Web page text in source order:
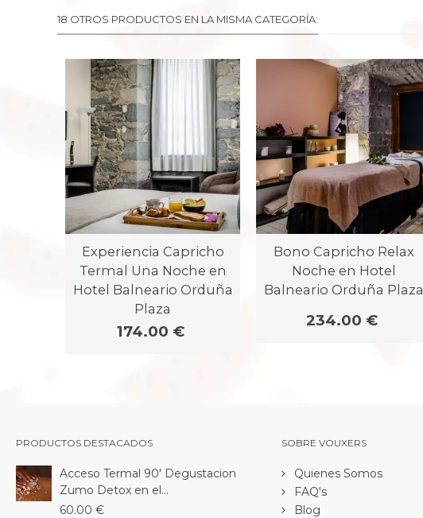
18 OTROS PRODUCTOS EN LA MISMA CATEGORÍA:
Experiencia Capricho
Termal Una Noche en
Hotel Balneario Orduña
Plaza
174.00 €
Bono Capricho Relax
Noche en Hotel
Balneario Orduña Plaza
234.00 €
PRODUCTOS DESTACADOS
Acceso Termal 90' Degustacion
Zumo Detox en el...
60.00 €
SOBRE VOUXERS
Quienes Somos
FAQ's
Blog